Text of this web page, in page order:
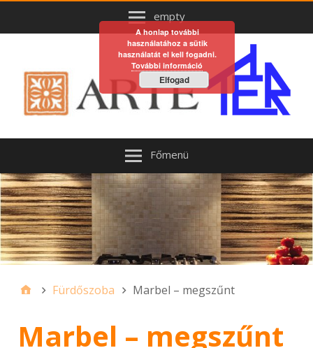
empty
Főmenü
Fürdőszoba Marbel – megszűnt
Marbel – megszűnt
A honlap további
használatához a sütik
használatát el kell fogadni.
További információ
Elfogad